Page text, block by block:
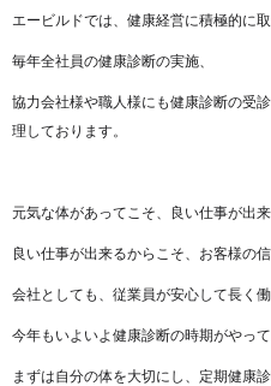
エービルドでは、健康経営に積極的に取
毎年全社員の健康診断の実施、
協力会社様や職人様にも健康診断の受
理しております。
元気な体があってこそ、良い仕事が出来
良い仕事が出来るからこそ、お客様の信
会社としても、従業員が安心して長く
今年もいよいよ健康診断の時期がやって
まずは自分の体を大切にし、定期健康